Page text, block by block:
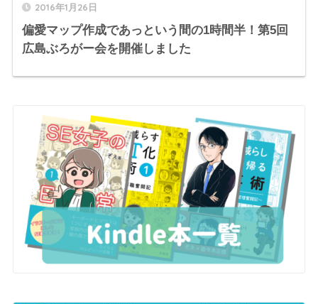
2016年1月26日
偏愛マップ作成であっという間の1時間半！第5回
広島ぶろがー会を開催しました